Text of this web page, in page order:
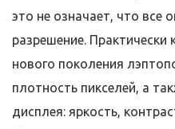
это не означает, что все
разрешение.
нового поколения
плотность пикселей, а
дисплея: яркость,